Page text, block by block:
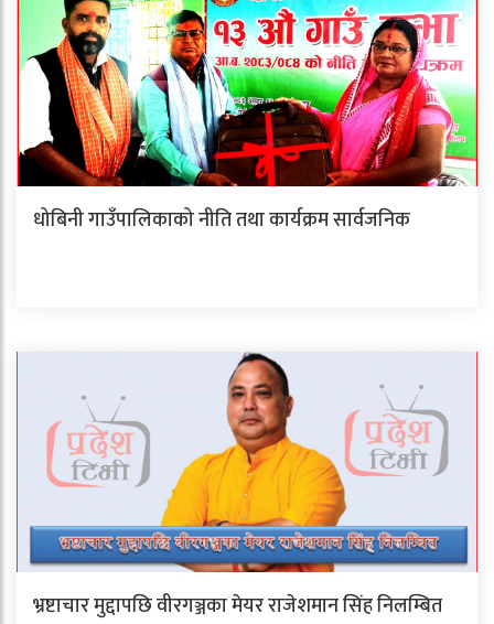
धोबिनी गाउँपालिकाको नीति तथा कार्यक्रम सार्वजनिक
भ्रष्टाचार मुद्दापछि वीरगञ्जका मेयर राजेशमान सिंह निलम्बित